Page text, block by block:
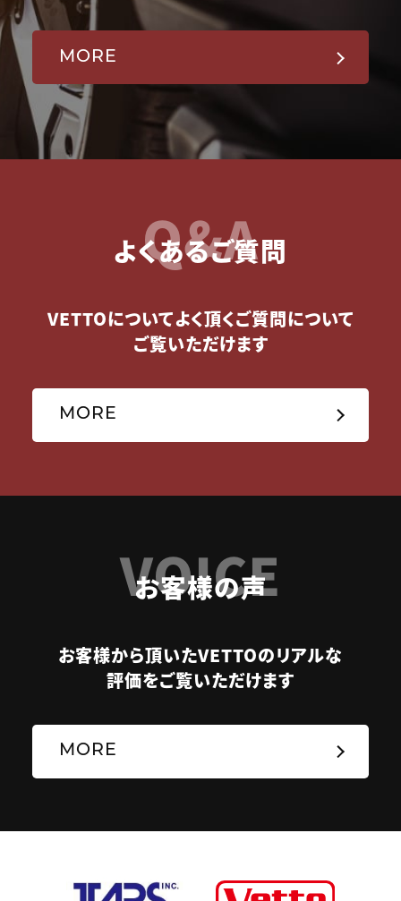
MORE
Q&A
よくあるご質問
VETTOについてよく頂くご質問について
ご覧いただけます
MORE
VOICE
お客様の声
お客様から頂いたVETTOのリアルな
評価をご覧いただけます
MORE